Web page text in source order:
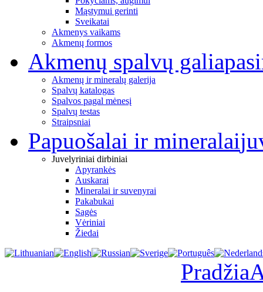
Mąstymui gerinti
Sveikatai
Akmenys vaikams
Akmenų formos
Akmenų spalvų galia
Akmenų ir mineralų galerija
Spalvų katalogas
Spalvos pagal mėnesį
Spalvų testas
Straipsniai
Papuošalai ir mineralai
Juvelyriniai dirbiniai
Apyrankės
Auskarai
Mineralai ir suvenyrai
Pakabukai
Sagės
Vėriniai
Žiedai
Pradžia